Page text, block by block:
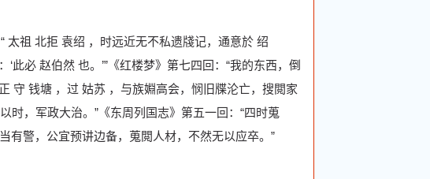
太祖 北拒 袁绍 ，时远近无不私遗牋记，通意於 绍
必 赵伯然 也。’”《红楼梦》第七四回：“我的东西，倒
守 钱塘 ，过 姑苏 ，与族婣高会，悯旧牒沦亡，搜閲家
时，军政大治。”《东周列国志》第五一回：“四时蒐
有警，公宜预讲边备，蒐閲人材，不然无以应卒。”